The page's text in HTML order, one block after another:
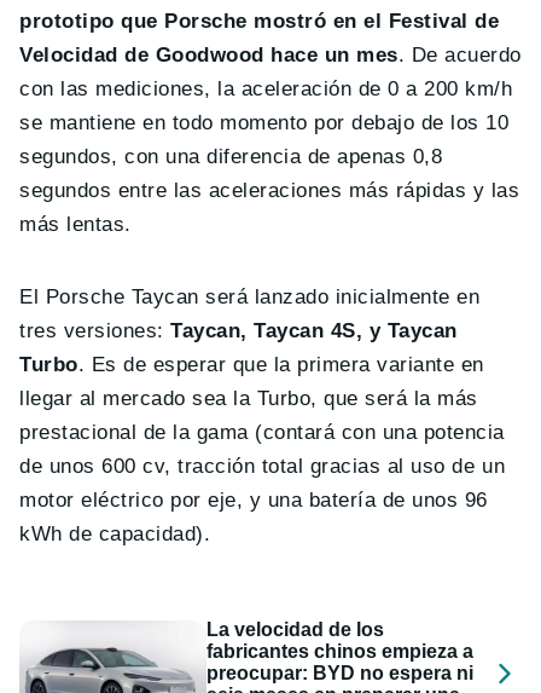
prototipo que Porsche mostró en el Festival de
Velocidad de Goodwood hace un mes. De acuerdo
con las mediciones, la aceleración de 0 a 200 km/h
se mantiene en todo momento por debajo de los 10
segundos, con una diferencia de apenas 0,8
segundos entre las aceleraciones más rápidas y las
más lentas.
El Porsche Taycan será lanzado inicialmente en
tres versiones:Taycan, Taycan 4S, y Taycan
Turbo. Es de esperar que la primera variante en
llegar al mercado sea la Turbo, que será la más
prestacional de la gama (contará con una potencia
de unos 600 cv, tracción total gracias al uso de un
motor eléctrico por eje, y una batería de unos 96
kWh de capacidad).
La velocidad de los
fabricantes chinos empieza a
preocupar: BYD no espera ni